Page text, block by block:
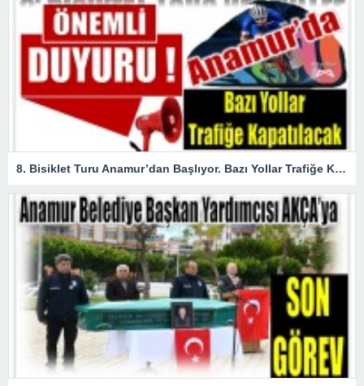
8. Bisiklet Turu Anamur’dan Başlıyor. Bazı Yollar Trafiğe Kapatılacak